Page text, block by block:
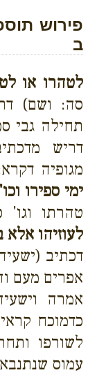
פירוש
ב
לטהרו או
סה: ושם)
תחילה גבי
דריש
מגופיה
ימי ספירו
טהרתו וגו'
לעוזיהו אלא
דכתיב
אפרים מעם
אמרה
כדמוכח
לשורפו
עמוס